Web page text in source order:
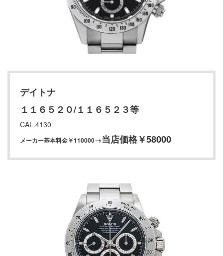
デイトナ
１１６５２０/１１６５２３等
CAL.4130
メーカー基本料金￥110000→当店価格￥58000